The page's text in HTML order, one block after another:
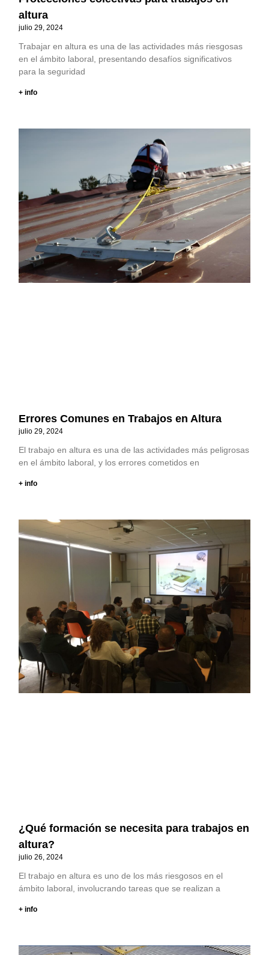
altura
julio 29, 2024
Trabajar en altura es una de las actividades más riesgosas
en el ámbito laboral, presentando desafíos significativos
para la seguridad
+ info
Errores Comunes en Trabajos en Altura
julio 29, 2024
El trabajo en altura es una de las actividades más peligrosas
en el ámbito laboral, y los errores cometidos en
+ info
¿Qué formación se necesita para trabajos en
altura?
julio 26, 2024
El trabajo en altura es uno de los más riesgosos en el
ámbito laboral, involucrando tareas que se realizan a
+ info